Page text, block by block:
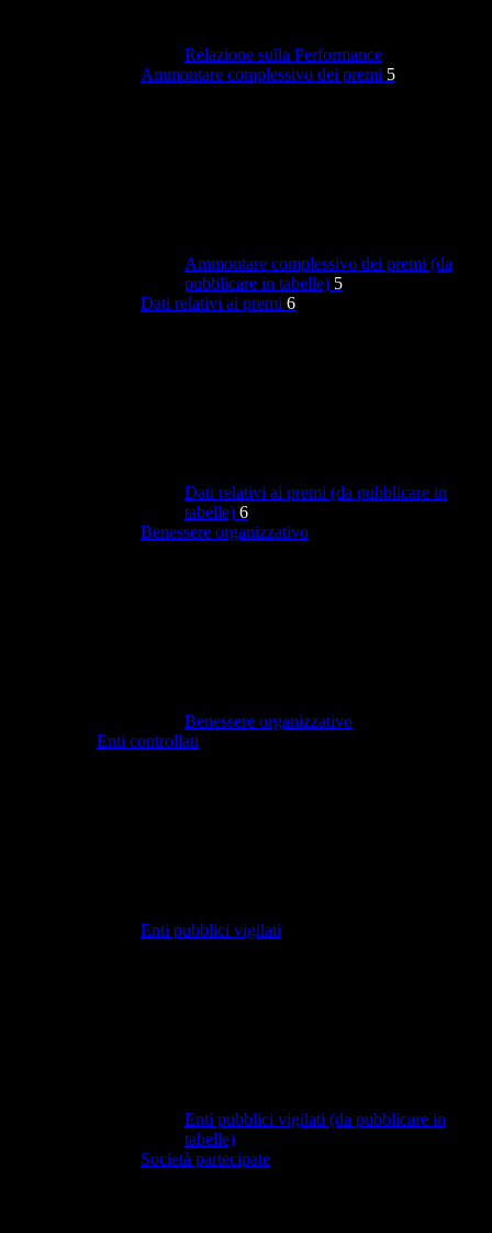
Relazione sulla Performance
Ammontare complessivo dei premi 5
Ammontare complessivo dei premi (da
pubblicare in tabelle) 5
Dati relativi ai premi 6
Dati relativi ai premi (da pubblicare in
tabelle) 6
Benessere organizzativo
Benessere organizzativo
Enti controllati
Enti pubblici vigilati
Enti pubblici vigilati (da pubblicare in
tabelle)
Società partecipate